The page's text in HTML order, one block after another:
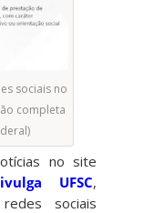
sociais no
completa
no site
UFSC,
sociais